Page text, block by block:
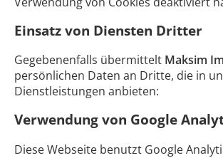
Einsatz von Diensten Dritter
Gegebenenfalls übermittelt Maksim
persönlichen Daten an Dritte, die in
Dienstleistungen anbieten:
Verwendung von Google
Diese Webseite benutzt Google